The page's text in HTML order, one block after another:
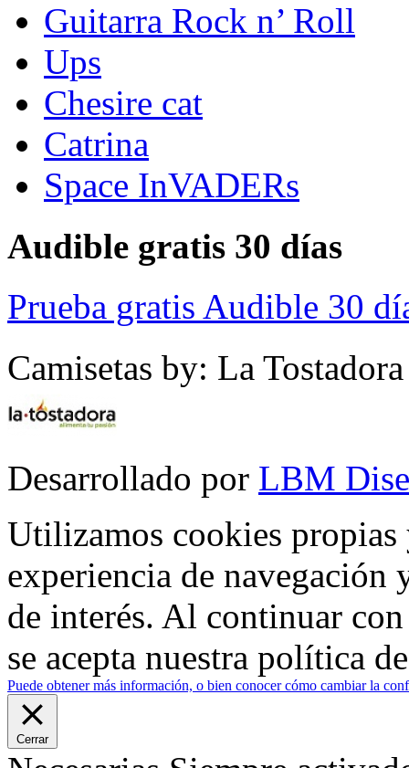
Guitarra Rock n’ Roll
Ups
Chesire cat
Catrina
Space InVADERs
Audible gratis 30 días
Prueba gratis Audible 30
Camisetas by: La Tostadora
Desarrollado por LBM
Utilizamos cookies propias
experiencia de
de interés. Al continuar
se acepta nuestra política
Puede obtener más información, o bien conocer cómo cambiar la
Cerrar